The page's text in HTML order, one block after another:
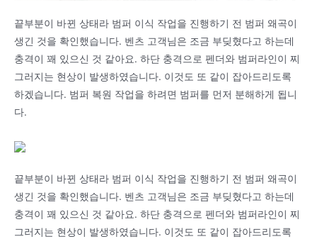
끝부분이 바뀐 상태라 범퍼 이식 작업을 진행하기 전 범퍼 왜곡이
생긴 것을 확인했습니다. 벤츠 고객님은 조금 부딪혔다고 하는데
충격이 꽤 있으신 것 같아요. 하단 충격으로 펜더와 범퍼라인이 찌
그러지는 현상이 발생하였습니다. 이것도 또 같이 잡아드리도록
하겠습니다. 범퍼 복원 작업을 하려면 범퍼를 먼저 분해하게 됩니
다.
끝부분이 바뀐 상태라 범퍼 이식 작업을 진행하기 전 범퍼 왜곡이
생긴 것을 확인했습니다. 벤츠 고객님은 조금 부딪혔다고 하는데
충격이 꽤 있으신 것 같아요. 하단 충격으로 펜더와 범퍼라인이 찌
그러지는 현상이 발생하였습니다. 이것도 또 같이 잡아드리도록